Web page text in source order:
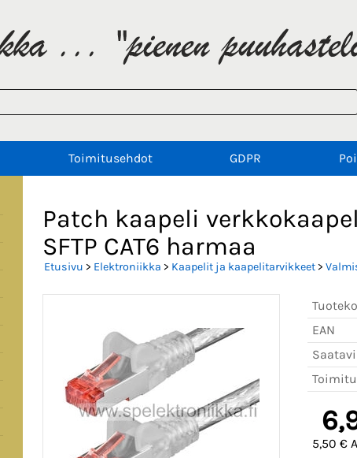
Toimitusehdot GDPR
Patch kaapeli
SFTP CAT6 harmaa
Etusivu > Elektroniikka > Kaapelit ja kaapelitarvikkeet>
EAN
5,50 €